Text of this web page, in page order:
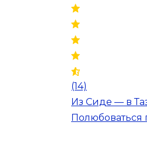
(14)
Из Сиде — в